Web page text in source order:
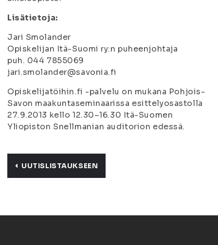
Lisätietoja:
Jari Smolander
Opiskelijan Itä-Suomi ry:n puheenjohtaja
puh. 044 7855069
jari.smolander@savonia.fi
Opiskelijatöihin.fi -palvelu on mukana Pohjois-
Savon maakuntaseminaarissa esittelyosastolla
27.9.2013 kello 12.30–16.30 Itä-Suomen
Yliopiston Snellmanian auditorion edessä.
UUTISLISTAUKSEEN